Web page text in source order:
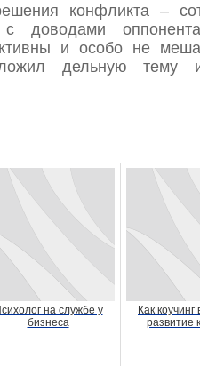
конфликта –
с доводами
и особо не
дельную тему
на службе у
бизнеса
Как
развитие